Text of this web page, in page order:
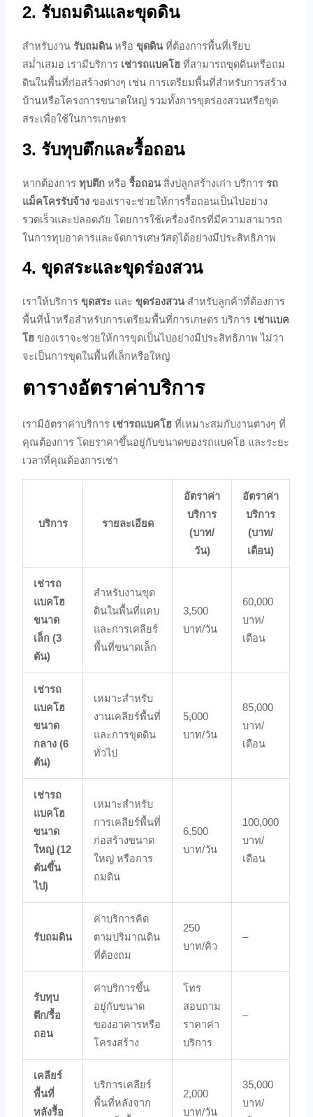
2. รับถมดินและขุดดิน
สำหรับงานรับถมดินหรือขุดดินที่ต้องการพื้นที่เรียบ
สม่ำเสมอ เรามีบริการ เช่ารถแบคโฮ ที่สามารถขุดดินหรือถม
ดินในพื้นที่ก่อสร้างต่างๆ เช่น การเตรียมพื้นที่สำหรับการสร้าง
บ้านหรือโครงการขนาดใหญ่ รวมทั้งการขุดร่องสวนหรือขุด
สระเพื่อใช้ในการเกษตร
3. รับทุบตึกและรื้อถอน
หากต้องการทุบตึก หรือรื้อถอนสิ่งปลูกสร้างเก่า บริการรถ
แม็คโครรับจ้าง ของเราจะช่วยให้การรื้อถอนเป็นไปอย่าง
รวดเร็วและปลอดภัย โดยการใช้เครื่องจักรที่มีความสามารถ
ในการทุบอาคารและจัดการเศษวัสดุได้อย่างมีประสิทธิภาพ
4. ขุดสระและขุดร่องสวน
เราให้บริการขุดสระ และขุดร่องสวนสำหรับลูกค้าที่ต้องการ
พื้นที่น้ำหรือสำหรับการเตรียมพื้นที่การเกษตร บริการ เช่าแบค
โฮ ของเราจะช่วยให้การขุดเป็นไปอย่างมีประสิทธิภาพ ไม่ว่า
จะเป็นการขุดในพื้นที่เล็กหรือใหญ่
ตารางอัตราค่าบริการ
เรามีอัตราค่าบริการ เช่ารถแบคโฮ ที่เหมาะสมกับงานต่างๆ ที่
คุณต้องการ โดยราคาขึ้นอยู่กับขนาดของรถแบคโฮ และระยะ
เวลาที่คุณต้องการเช่า
บริการ รายละเอียด
อัตราค่า
บริการ
(บาท/
วัน)
อัตราค่า
บริการ
(บาท/
เดือน)
เช่ารถ
แบคโฮ
ขนาด
เล็ก (3
ตัน)
สำหรับงานขุด
ดินในพื้นที่แคบ
และการเคลียร์
พื้นที่ขนาดเล็ก
3,500
บาท/วัน
60,000
บาท/
เดือน
เช่ารถ
แบคโฮ
ขนาด
กลาง (6
ตัน)
เหมาะสำหรับ
งานเคลียร์พื้นที่
และการขุดดิน
ทั่วไป
5,000
บาท/วัน
85,000
บาท/
เดือน
เช่ารถ
แบคโฮ
ขนาด
ใหญ่ (12
ตันขึ้น
ไป)
เหมาะสำหรับ
การเคลียร์พื้นที่
ก่อสร้างขนาด
ใหญ่ หรือการ
ถมดิน
6,500
บาท/วัน
100,000
บาท/
เดือน
รับถมดิน
ค่าบริการคิด
ตามปริมาณดิน
ที่ต้องถม
250
บาท/คิว
–
รับทุบ
ตึก/รื้อ
ถอน
ค่าบริการขึ้น
อยู่กับขนาด
ของอาคารหรือ
โครงสร้าง
โทร
สอบถาม
ราคาค่า
บริการ
–
เคลียร์
พื้นที่
หลังรื้อ
บริการเคลียร์
พื้นที่หลังจาก
2,000
บาท/วัน
35,000
บาท/